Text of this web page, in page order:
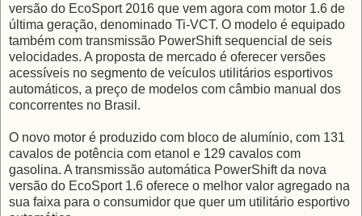
versão do EcoSport 2016 que vem agora com motor 1.6 de
última geração, denominado Ti-VCT. O modelo é equipado
também com transmissão PowerShift sequencial de seis
velocidades. A proposta de mercado é oferecer versões
acessíveis no segmento de veículos utilitários esportivos
automáticos, a preço de modelos com câmbio manual dos
concorrentes no Brasil.
O novo motor é produzido com bloco de alumínio, com 131
cavalos de potência com etanol e 129 cavalos com
gasolina. A transmissão automática PowerShift da nova
versão do EcoSport 1.6 oferece o melhor valor agregado na
sua faixa para o consumidor que quer um utilitário esportivo